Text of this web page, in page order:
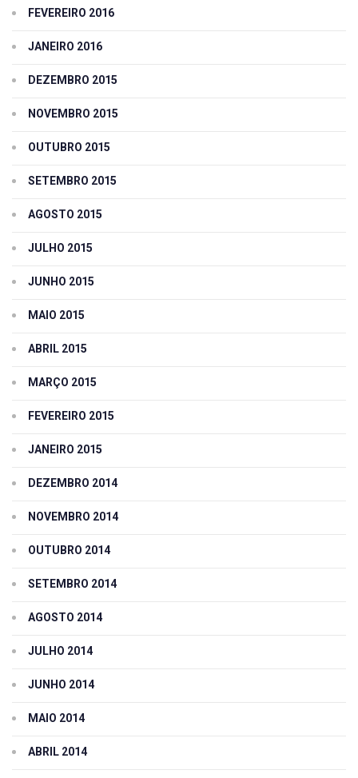
FEVEREIRO 2016
JANEIRO 2016
DEZEMBRO 2015
NOVEMBRO 2015
OUTUBRO 2015
SETEMBRO 2015
AGOSTO 2015
JULHO 2015
JUNHO 2015
MAIO 2015
ABRIL 2015
MARÇO 2015
FEVEREIRO 2015
JANEIRO 2015
DEZEMBRO 2014
NOVEMBRO 2014
OUTUBRO 2014
SETEMBRO 2014
AGOSTO 2014
JULHO 2014
JUNHO 2014
MAIO 2014
ABRIL 2014